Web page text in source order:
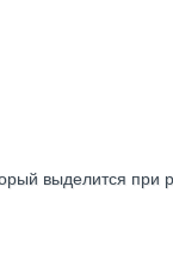
выделится при